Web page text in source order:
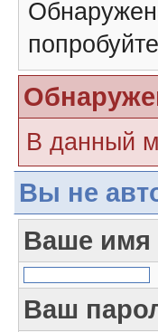
В данный
Вы не
Ваше имя
Ваш